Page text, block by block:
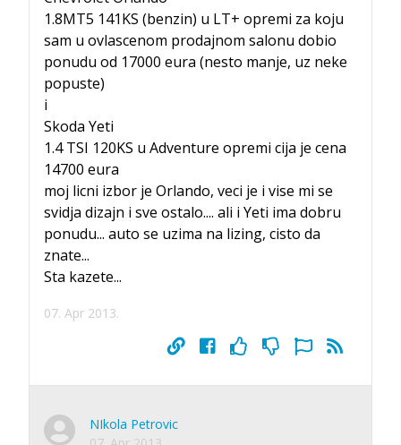
1.8MT5 141KS (benzin) u LT+ opremi za koju
sam u ovlascenom prodajnom salonu dobio
ponudu od 17000 eura (nesto manje, uz neke
popuste)
i
Skoda Yeti
1.4 TSI 120KS u Adventure opremi cija je cena
14700 eura
moj licni izbor je Orlando, veci je i vise mi se
svidja dizajn i sve ostalo.... ali i Yeti ima dobru
ponudu... auto se uzima na lizing, cisto da
znate...
Sta kazete...
07. Apr 2013.
NIkola Petrovic